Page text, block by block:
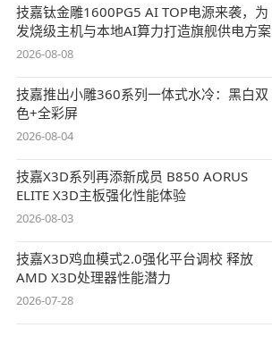
技嘉钛金雕1600PG5 AI TOP电源来袭，为
发烧级主机与本地AI算力打造旗舰供电方案
2026-08-08
技嘉推出小雕360系列一体式水冷：黑白双
色+全彩屏
2026-08-04
技嘉X3D系列再添新成员 B850 AORUS
ELITE X3D主板强化性能体验
2026-08-03
技嘉X3D鸡血模式2.0强化平台调校 释放
AMD X3D处理器性能潜力
2026-07-28